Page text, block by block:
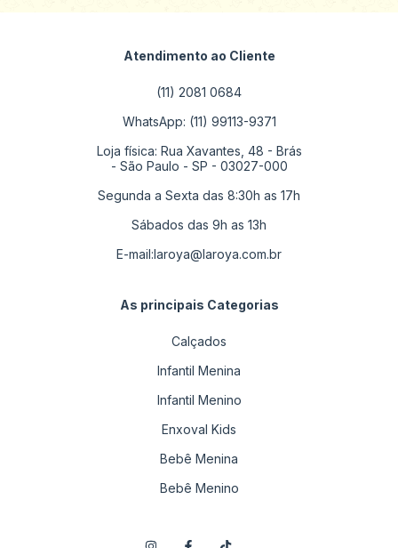
Atendimento ao Cliente
(11) 2081 0684
WhatsApp: (11) 99113-9371
Loja física: Rua Xavantes, 48 - Brás
- São Paulo - SP - 03027-000
Segunda a Sexta das 8:30h as 17h
Sábados das 9h as 13h
E-mail:laroya@laroya.com.br
As principais Categorias
Calçados
Infantil Menina
Infantil Menino
Enxoval Kids
Bebê Menina
Bebê Menino